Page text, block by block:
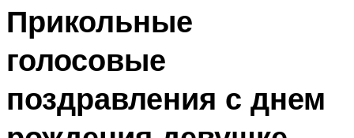
Прикольные
голосовые
поздравления с днем